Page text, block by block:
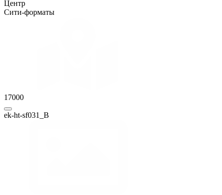
Центр
Сити-форматы
17000
ek-ht-sf031_B